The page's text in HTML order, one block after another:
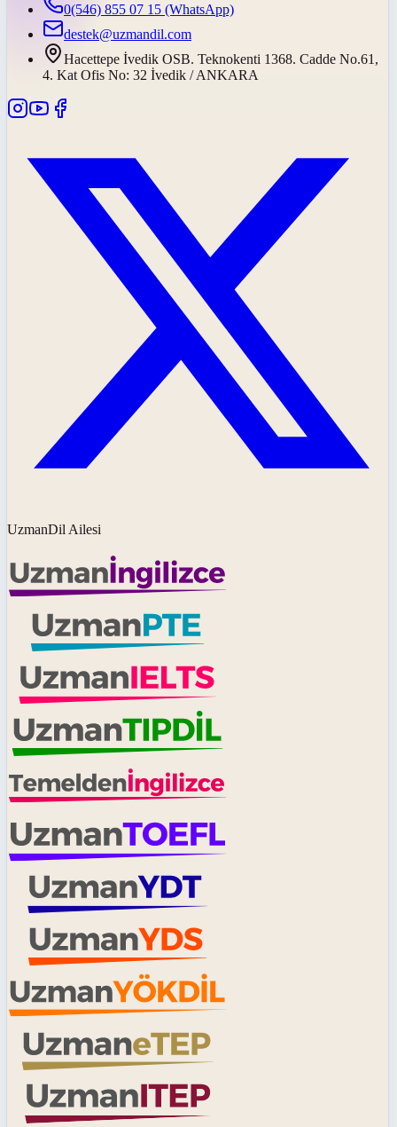
0(546) 855 07 15 (WhatsApp)
destek@uzmandil.com
Hacettepe İvedik OSB. Teknokenti 1368. Cadde No.61,
4. Kat Ofis No: 32 İvedik / ANKARA
UzmanDil Ailesi